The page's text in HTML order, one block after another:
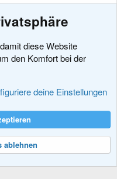
Ltd.
diese Website
den Komfort bei der
deine Einstellungen
ablehnen